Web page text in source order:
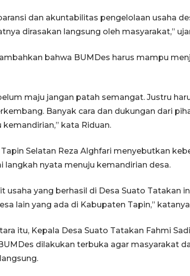
dan akuntabilitas pengelolaan usaha
dirasakan langsung oleh masyarakat,”
bahwa BUMDes harus mampu
maju jangan patah semangat. Justru
Banyak cara dan dukungan dari
kemandirian,” kata Riduan.
Selatan Reza Alghfari menyebutkan
langkah nyata menuju kemandirian desa.
usaha yang berhasil di Desa Suato Tatakan
lain yang ada di Kabupaten Tapin,”
itu, Kepala Desa Suato Tatakan Fahmi
dilakukan terbuka agar masyarakat